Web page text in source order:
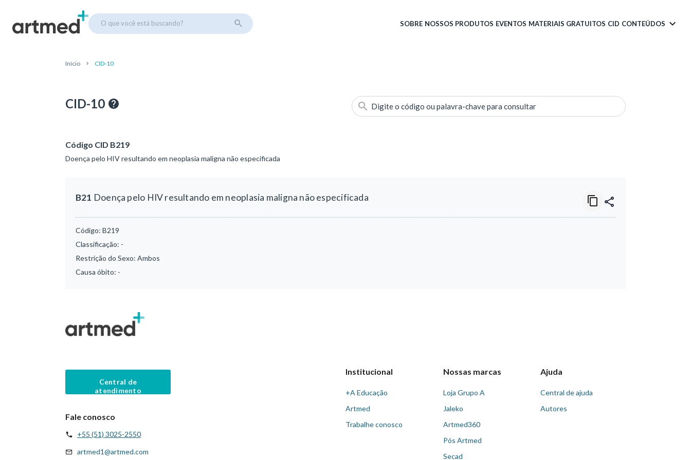
O que você está buscando? SOBRE NOSSOS PRODUTOS EVENTOS MATERIAIS GRATUITOS CID CONTEÚDOS
Início CID-10
CID-10 Digite o código ou palavra-chave para consultar
Código CID B219
Doença pelo HIV resultando em neoplasia maligna não especificada
B21 Doença pelo HIV resultando em neoplasia maligna não especificada
Código: B219
Classificação: -
Restrição do Sexo: Ambos
Causa óbito: -
Central de
atendimento
Fale conosco
+55 (51) 3025-2550
artmed1@artmed.com
Institucional
+A Educação
Artmed
Trabalhe conosco
Nossas marcas
Loja Grupo A
Jaleko
Artmed360
Pós Artmed
Secad
Ajuda
Central de ajuda
Autores